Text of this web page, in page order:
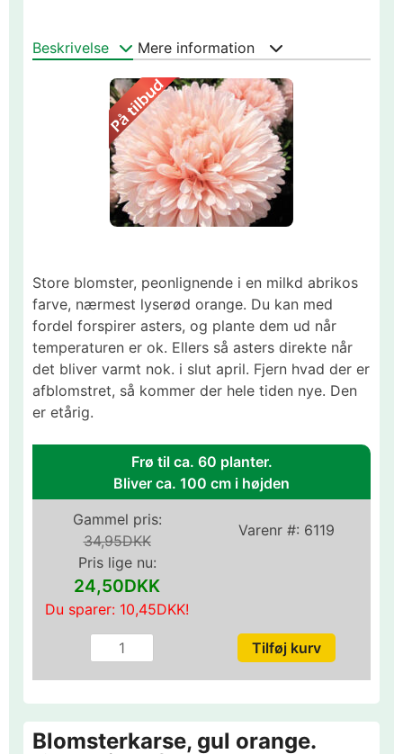
Beskrivelse Mere information
Store blomster, peonlignende i en milkd abrikos
farve, nærmest lyserød orange. Du kan med
fordel forspirer asters, og plante dem ud når
temperaturen er ok. Ellers så asters direkte når
det bliver varmt nok. i slut april. Fjern hvad der er
afblomstret, så kommer der hele tiden nye. Den
er etårig.
Frø til ca. 60 planter.
Bliver ca. 100 cm i højden
Varenr #: 6119
Gammel pris:
34,95DKK
Pris lige nu:
24,50DKK
Du sparer: 10,45DKK!
Blomsterkarse, gul orange.